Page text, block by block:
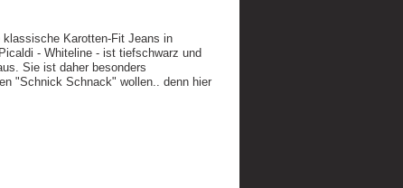
Karotten-Fit Jeans in
- Whiteline - ist tiefschwarz und
Sie ist daher besonders
"Schnick Schnack" wollen.. denn hier